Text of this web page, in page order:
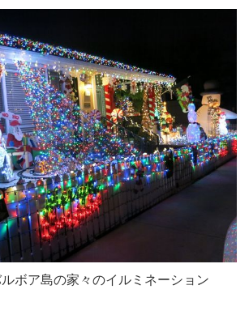
ボア島の家々のイルミネーション